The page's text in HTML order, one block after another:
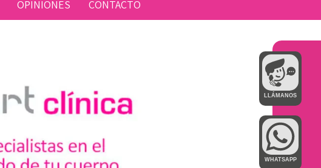
OPINIONES CONTACTO
LLÁMANOS
WHATSAPP